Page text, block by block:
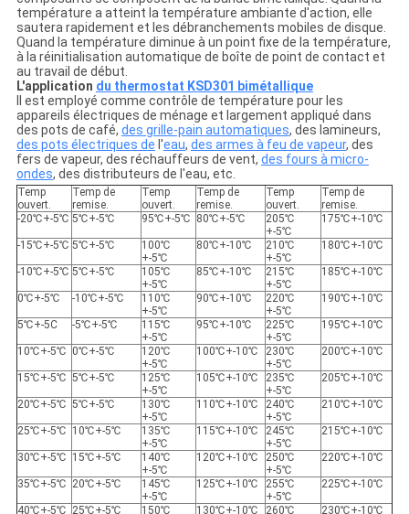
température a atteint la température ambiante d'action, elle
sautera rapidement et les débranchements mobiles de disque.
Quand la température diminue à un point fixe de la température,
à la réinitialisation automatique de boîte de point de contact et
au travail de début.
L'application du thermostat KSD301 bimétallique
Il est employé comme contrôle de température pour les
appareils électriques de ménage et largement appliqué dans
des pots de café, des grille-pain automatiques, des lamineurs,
des pots électriques de l'eau, des armes à feu de vapeur, des
fers de vapeur, des réchauffeurs de vent, des fours à micro-
ondes, des distributeurs de l'eau, etc.
Temp
ouvert.
Temp de
remise.
Temp
ouvert.
Temp de
remise.
Temp
ouvert.
Temp de
remise.
-20℃+-5℃ 5℃+-5℃ 95℃+-5℃ 80℃+-5℃
205℃
+-5℃
175℃+-10℃
-15℃+-5℃ 5℃+-5℃
100℃
+-5℃
80℃+-10℃
210℃
+-5℃
180℃+-10℃
-10℃+-5℃ 5℃+-5℃
105℃
+-5℃
85℃+-10℃
215℃
+-5℃
185℃+-10℃
0℃+-5℃ -10℃+-5℃
110℃
+-5℃
90℃+-10℃
220℃
+-5℃
190℃+-10℃
5℃+-5C -5℃+-5℃
115℃
+-5℃
95℃+-10℃
225℃
+-5℃
195℃+-10℃
10℃+-5℃ 0℃+-5℃
120℃
+-5℃
100℃+-10℃
230℃
+-5℃
200℃+-10℃
15℃+-5℃ 5℃+-5℃
125℃
+-5℃
105℃+-10℃
235℃
+-5℃
205℃+-10℃
20℃+-5℃ 5℃+-5℃
130℃
+-5℃
110℃+-10℃
240℃
+-5℃
210℃+-10℃
25℃+-5℃ 10℃+-5℃
135℃
+-5℃
115℃+-10℃
245℃
+-5℃
215℃+-10℃
30℃+-5℃ 15℃+-5℃
140℃
+-5℃
120℃+-10℃
250℃
+-5℃
220℃+-10℃
35℃+-5℃ 20℃+-5℃
145℃
+-5℃
125℃+-10℃
255℃
+-5℃
225℃+-10℃
40℃+-5℃ 25℃+-5℃ 150℃ 130℃+-10℃ 260℃ 230℃+-10℃